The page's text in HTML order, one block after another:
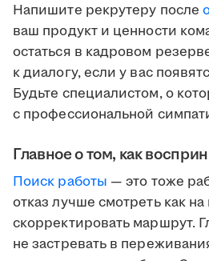
Напишите рекрутеру после
ваш продукт и ценности
остаться в кадровом
к диалогу, если у вас
Будьте специалистом, о
с профессиональной
Главное о том, как
Поиск работы — это тоже
отказ лучше смотреть как
скорректировать маршрут.
не застревать в